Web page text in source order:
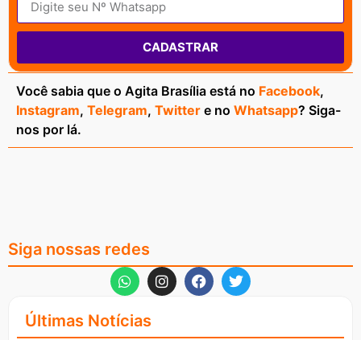
CADASTRAR
Você sabia que o Agita Brasília está no Facebook,
Instagram, Telegram, Twitter e no Whatsapp? Siga-
nos por lá.
Siga nossas redes
Últimas Notícias